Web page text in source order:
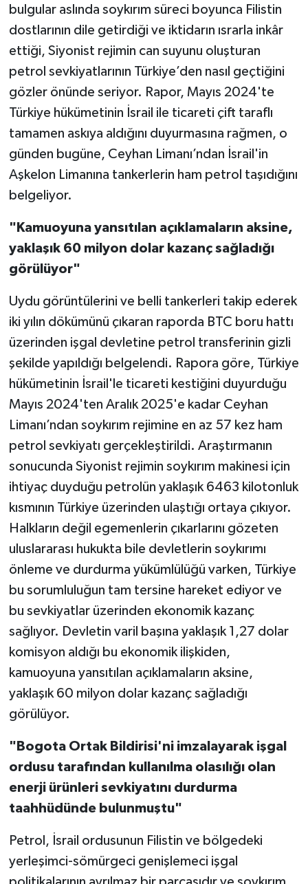
bulgular aslında soykırım süreci boyunca Filistin
dostlarının dile getirdiği ve iktidarın ısrarla inkâr
ettiği, Siyonist rejimin can suyunu oluşturan
petrol sevkiyatlarının Türkiye’den nasıl geçtiğini
gözler önünde seriyor. Rapor, Mayıs 2024'te
Türkiye hükümetinin İsrail ile ticareti çift taraflı
tamamen askıya aldığını duyurmasına rağmen, o
günden bugüne, Ceyhan Limanı’ndan İsrail'in
Aşkelon Limanına tankerlerin ham petrol taşıdığını
belgeliyor.
"Kamuoyuna yansıtılan açıklamaların aksine,
yaklaşık 60 milyon dolar kazanç sağladığı
görülüyor"
Uydu görüntülerini ve belli tankerleri takip ederek
iki yılın dökümünü çıkaran raporda BTC boru hattı
üzerinden işgal devletine petrol transferinin gizli
şekilde yapıldığı belgelendi. Rapora göre, Türkiye
hükümetinin İsrail'le ticareti kestiğini duyurduğu
Mayıs 2024'ten Aralık 2025'e kadar Ceyhan
Limanı’ndan soykırım rejimine en az 57 kez ham
petrol sevkiyatı gerçekleştirildi. Araştırmanın
sonucunda Siyonist rejimin soykırım makinesi için
ihtiyaç duyduğu petrolün yaklaşık 6463 kilotonluk
kısmının Türkiye üzerinden ulaştığı ortaya çıkıyor.
Halkların değil egemenlerin çıkarlarını gözeten
uluslararası hukukta bile devletlerin soykırımı
önleme ve durdurma yükümlülüğü varken, Türkiye
bu sorumluluğun tam tersine hareket ediyor ve
bu sevkiyatlar üzerinden ekonomik kazanç
sağlıyor. Devletin varil başına yaklaşık 1,27 dolar
komisyon aldığı bu ekonomik ilişkiden,
kamuoyuna yansıtılan açıklamaların aksine,
yaklaşık 60 milyon dolar kazanç sağladığı
görülüyor.
"Bogota Ortak Bildirisi'ni imzalayarak işgal
ordusu tarafından kullanılma olasılığı olan
enerji ürünleri sevkiyatını durdurma
taahhüdünde bulunmuştu"
Petrol, İsrail ordusunun Filistin ve bölgedeki
yerleşimci-sömürgeci genişlemeci işgal